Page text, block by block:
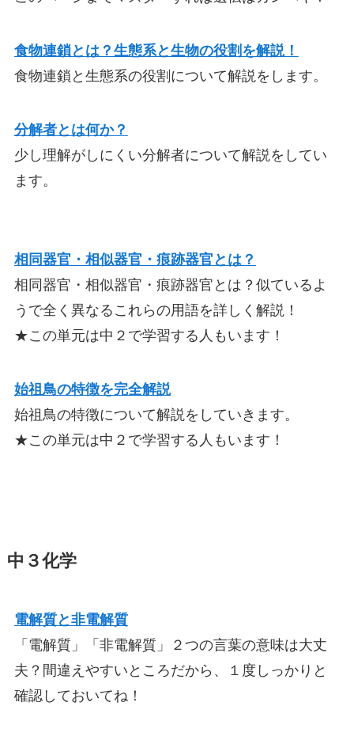
食物連鎖とは？生態系と生物の役割を解説！
食物連鎖と生態系の役割について解説をします。
分解者とは何か？
少し理解がしにくい分解者について解説をしてい
ます。
相同器官・相似器官・痕跡器官とは？
相同器官・相似器官・痕跡器官とは？似ているよ
うで全く異なるこれらの用語を詳しく解説！
★この単元は中２で学習する人もいます！
始祖鳥の特徴を完全解説
始祖鳥の特徴について解説をしていきます。
★この単元は中２で学習する人もいます！
中３化学
電解質と非電解質
「電解質」「非電解質」２つの言葉の意味は大丈
夫？間違えやすいところだから、１度しっかりと
確認しておいてね！